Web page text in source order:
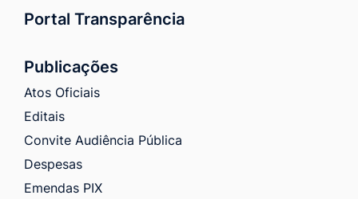
Portal Transparência
Publicações
Atos Oficiais
Editais
Convite Audiência Pública
Despesas
Emendas PIX